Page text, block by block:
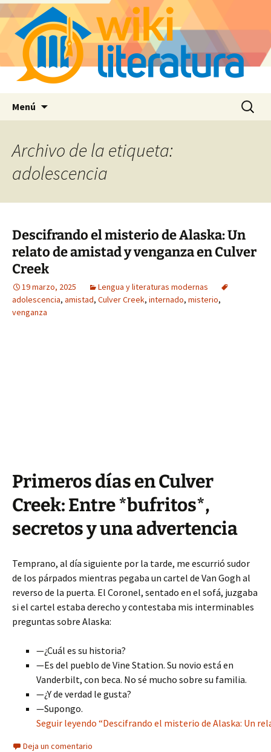
Menú Buscar:
Archivo de la etiqueta:
adolescencia
Descifrando el misterio de Alaska: Un
relato de amistad y venganza en Culver
Creek
19 marzo, 2025
Lengua y literaturas modernas
adolescencia, amistad, Culver Creek, internado, misterio,
venganza
Primeros días en Culver
Creek: Entre *bufritos*,
secretos y una advertencia
Temprano, al día siguiente por la tarde, me escurrió sudor
de los párpados mientras pegaba un cartel de Van Gogh al
reverso de la puerta. El Coronel, sentado en el sofá, juzgaba
si el cartel estaba derecho y contestaba mis interminables
preguntas sobre Alaska:
—¿Cuál es su historia?
—Es del pueblo de Vine Station. Su novio está en
Vanderbilt, con beca. No sé mucho sobre su familia.
—¿Y de verdad le gusta?
—Supongo.
Seguir leyendo “Descifrando el misterio de Alaska: Un
Deja un comentario